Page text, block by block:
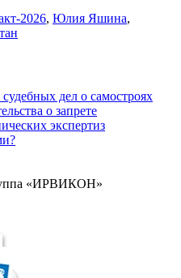
2026, Юлия Яшина,
дел о самостроях
о запрете
экспертиз
«ИРВИКОН»